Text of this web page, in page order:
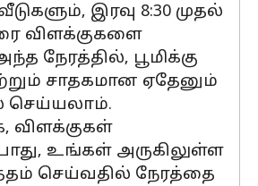
இரவு 8:30 முதல்
விளக்குகளை
நேரத்தில், பூமிக்கு
சாதகமான ஏதேனும்
செய்யலாம்.
விளக்குகள்
​​உங்கள் அருகிலுள்ள
செய்வதில் நேரத்தை